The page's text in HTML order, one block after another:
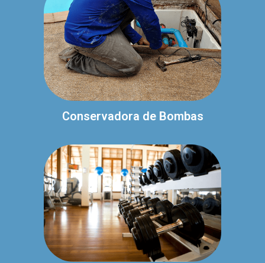
Conservadora de Bombas